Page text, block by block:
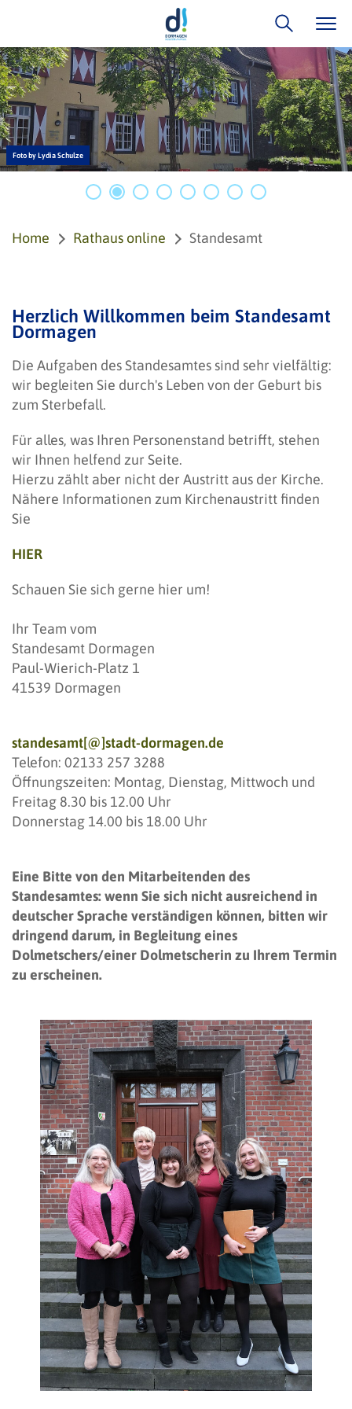
Foto by Lydia Schulze
Home Rathaus online Standesamt
Herzlich Willkommen beim Standesamt
Dormagen
Die Aufgaben des Standesamtes sind sehr vielfältig:
wir begleiten Sie durch's Leben von der Geburt bis
zum Sterbefall.
Für alles, was Ihren Personenstand betrifft, stehen
wir Ihnen helfend zur Seite.
Hierzu zählt aber nicht der Austritt aus der Kirche.
Nähere Informationen zum Kirchenaustritt finden
Sie
HIER
Schauen Sie sich gerne hier um!
Ihr Team vom
Standesamt Dormagen
Paul-Wierich-Platz 1
41539 Dormagen
standesamt[@]stadt-dormagen.de
Telefon: 02133 257 3288
Öffnungszeiten: Montag, Dienstag, Mittwoch und
Freitag 8.30 bis 12.00 Uhr
Donnerstag 14.00 bis 18.00 Uhr
Eine Bitte von den Mitarbeitenden des
Standesamtes: wenn Sie sich nicht ausreichend in
deutscher Sprache verständigen können, bitten wir
dringend darum, in Begleitung eines
Dolmetschers/einer Dolmetscherin zu Ihrem Termin
zu erscheinen.